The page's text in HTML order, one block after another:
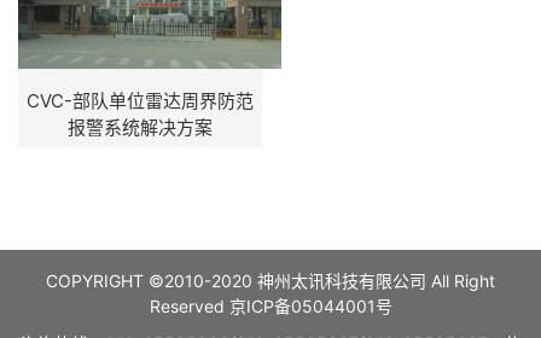
CVC-部队单位雷达周界防范
报警系统解决方案
COPYRIGHT ©2010-2020 神州太讯科技有限公司 All Right
Reserved 京ICP备05044001号